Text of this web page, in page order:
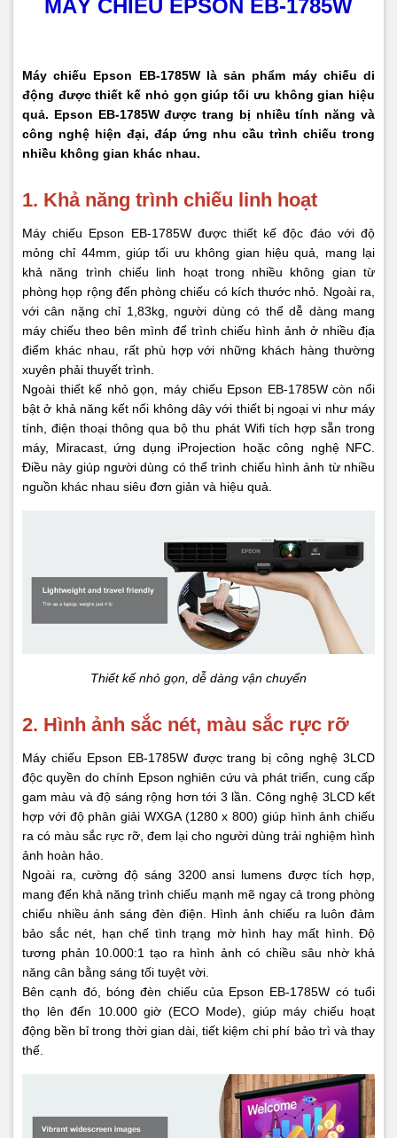
MÁY CHIẾU EPSON EB-1785W
Máy chiếu Epson EB-1785W là sản phẩm máy chiếu di
động được thiết kế nhỏ gọn giúp tối ưu không gian hiệu
quả. Epson EB-1785W được trang bị nhiều tính năng và
công nghệ hiện đại, đáp ứng nhu cầu trình chiếu trong
nhiều không gian khác nhau.
1. Khả năng trình chiếu linh hoạt
Máy chiếu Epson EB-1785W được thiết kế độc đáo với độ
mỏng chỉ 44mm, giúp tối ưu không gian hiệu quả, mang lại
khả năng trình chiếu linh hoạt trong nhiều không gian từ
phòng họp rộng đến phòng chiếu có kích thước nhỏ. Ngoài ra,
với cân nặng chỉ 1,83kg, người dùng có thể dễ dàng mang
máy chiếu theo bên mình để trình chiếu hình ảnh ở nhiều địa
điểm khác nhau, rất phù hợp với những khách hàng thường
xuyên phải thuyết trình.
Ngoài thiết kế nhỏ gọn, máy chiếu Epson EB-1785W còn nổi
bật ở khả năng kết nối không dây với thiết bị ngoại vi như máy
tính, điện thoại thông qua bộ thu phát Wifi tích hợp sẵn trong
máy, Miracast, ứng dụng iProjection hoặc công nghệ NFC.
Điều này giúp người dùng có thể trình chiếu hình ảnh từ nhiều
nguồn khác nhau siêu đơn giản và hiệu quả.
Thiết kế nhỏ gọn, dễ dàng vận chuyển
2. Hình ảnh sắc nét, màu sắc rực rỡ
Máy chiếu Epson EB-1785W được trang bị công nghệ 3LCD
độc quyền do chính Epson nghiên cứu và phát triển, cung cấp
gam màu và độ sáng rộng hơn tới 3 lần. Công nghệ 3LCD kết
hợp với độ phân giải WXGA (1280 x 800) giúp hình ảnh chiếu
ra có màu sắc rực rỡ, đem lại cho người dùng trải nghiệm hình
ảnh hoàn hảo.
Ngoài ra, cường độ sáng 3200 ansi lumens được tích hợp,
mang đến khả năng trình chiếu mạnh mẽ ngay cả trong phòng
chiếu nhiều ánh sáng đèn điện. Hình ảnh chiếu ra luôn đảm
bảo sắc nét, hạn chế tình trạng mờ hình hay mất hình. Độ
tương phản 10.000:1 tạo ra hình ảnh có chiều sâu nhờ khả
năng cân bằng sáng tối tuyệt vời.
Bên cạnh đó, bóng đèn chiếu của Epson EB-1785W có tuổi
thọ lên đến 10.000 giờ (ECO Mode), giúp máy chiếu hoạt
động bền bỉ trong thời gian dài, tiết kiệm chi phí bảo trì và thay
thế.